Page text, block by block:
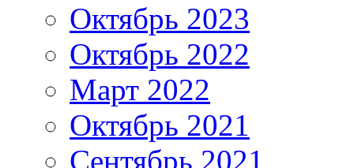
Октябрь 2023
Октябрь 2022
Март 2022
Октябрь 2021
Сентябрь 2021